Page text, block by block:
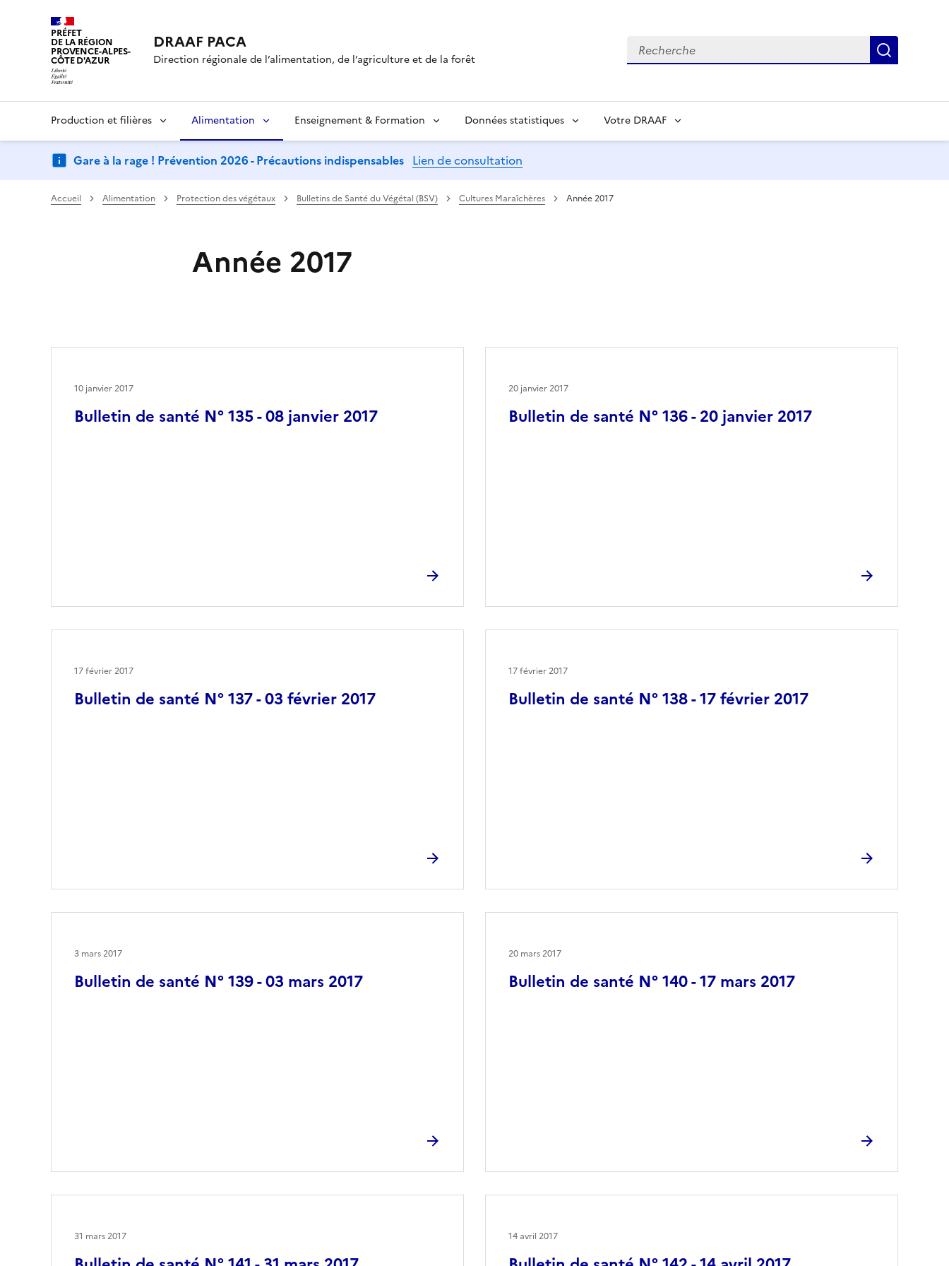
PRÉFET
DE LA RÉGION
PROVENCE-ALPES-
CÔTE D'AZUR
DRAAF PACA
Direction régionale de l’alimentation, de l’agriculture et de la forêt
Recherche
Production et filières Alimentation Enseignement & Formation Données statistiques Votre DRAAF
Gare à la rage ! Prévention 2026 - Précautions indispensables Lien de consultation
Accueil Alimentation Protection des végétaux Bulletins de Santé du Végétal (BSV) Cultures Maraîchères Année 2017
Année 2017
Bulletin de santé N° 135 - 08 janvier 2017
10 janvier 2017
Bulletin de santé N° 136 - 20 janvier 2017
20 janvier 2017
Bulletin de santé N° 137 - 03 février 2017
17 février 2017
Bulletin de santé N° 138 - 17 février 2017
17 février 2017
Bulletin de santé N° 139 - 03 mars 2017
3 mars 2017
Bulletin de santé N° 140 - 17 mars 2017
20 mars 2017
31 mars 2017 14 avril 2017